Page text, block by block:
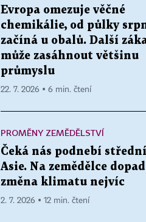
Evropa omezuje věčné
chemikálie, od půlky
začíná u obalů. Další
může zasáhnout většinu
průmyslu
22. 7. 2026 ▪ 6 min. čtení
PROMĚNY ZEMĚDĚLSTVÍ
Čeká nás podnebí střední
Asie. Na zemědělce
změna klimatu nejvíc
2. 7. 2026 ▪ 12 min. čtení